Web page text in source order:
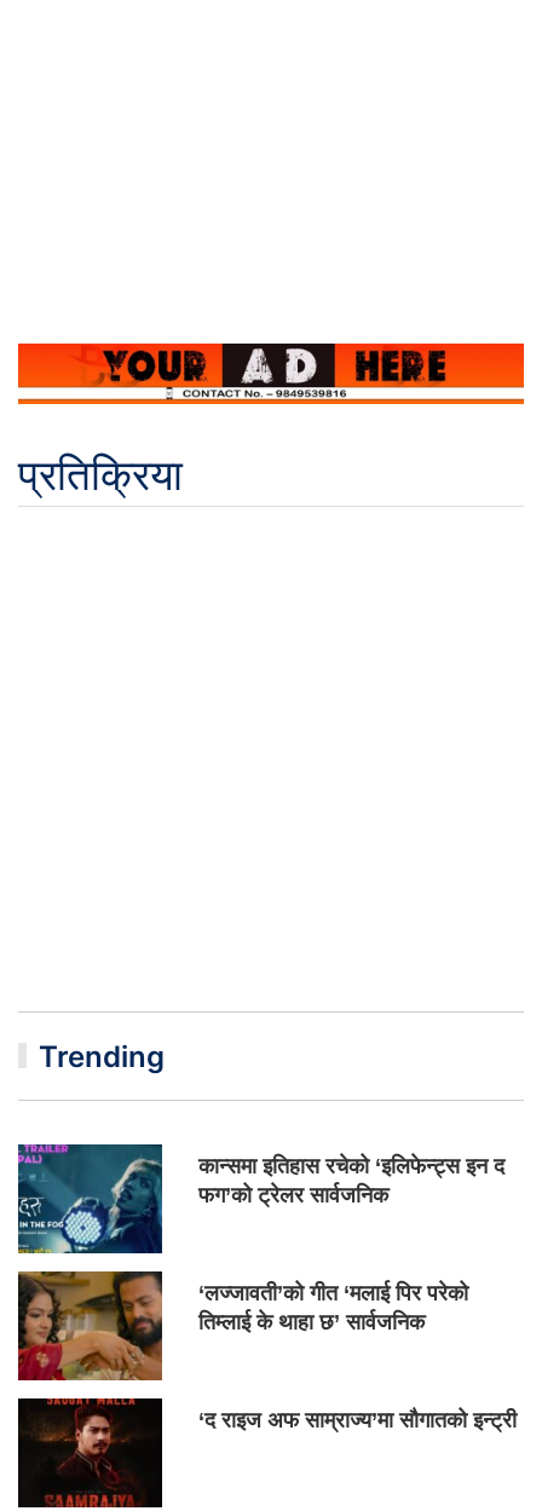
प्रतिक्रिया
Trending
कान्समा इतिहास रचेको ‘इलिफेन्ट्स इन द
फग’को ट्रेलर सार्वजनिक
‘लज्जावती’को गीत ‘मलाई पिर परेको
तिम्लाई के थाहा छ’ सार्वजनिक
‘द राइज अफ साम्राज्य’मा सौगातको इन्ट्री